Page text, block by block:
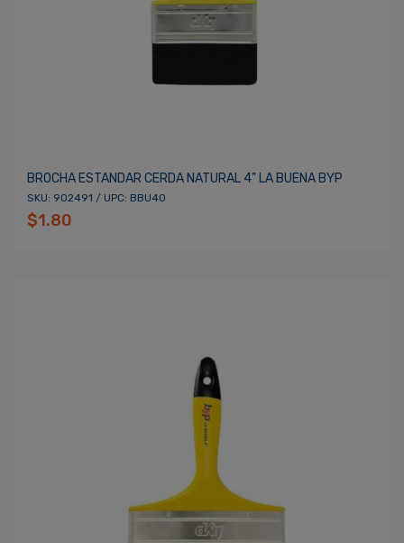
BROCHA ESTANDAR CERDA NATURAL 4" LA BUENA BYP
SKU: 902491 / UPC: BBU40
$1.80